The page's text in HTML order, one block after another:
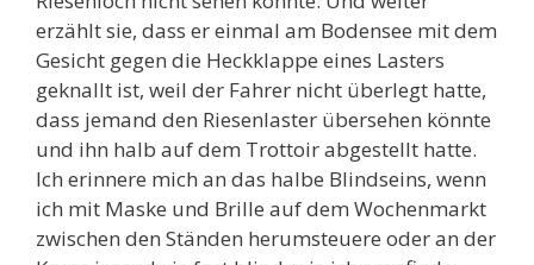
erzählt sie, dass er einmal am Bodensee mit dem
Gesicht gegen die Heckklappe eines Lasters
geknallt ist, weil der Fahrer nicht überlegt hatte,
dass jemand den Riesenlaster übersehen könnte
und ihn halb auf dem Trottoir abgestellt hatte.
Ich erinnere mich an das halbe Blindseins, wenn
ich mit Maske und Brille auf dem Wochenmarkt
zwischen den Ständen herumsteuere oder an der